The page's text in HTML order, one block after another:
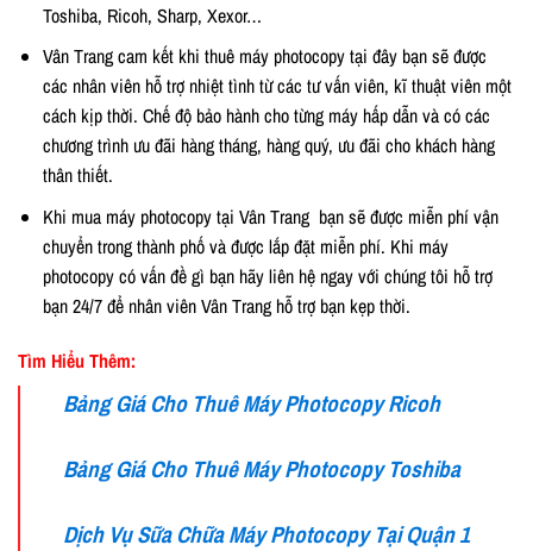
Toshiba, Ricoh, Sharp, Xexor…
Vân Trang cam kết khi thuê máy photocopy tại đây bạn sẽ được
các nhân viên hỗ trợ nhiệt tình từ các tư vấn viên, kĩ thuật viên một
cách kịp thời. Chế độ bảo hành cho từng máy hấp dẫn và có các
chương trình ưu đãi hàng tháng, hàng quý, ưu đãi cho khách hàng
thân thiết.
Khi mua máy photocopy tại Vân Trang bạn sẽ được miễn phí vận
chuyển trong thành phố và được lắp đặt miễn phí. Khi máy
photocopy có vấn đề gì bạn hãy liên hệ ngay với chúng tôi hỗ trợ
bạn 24/7 để nhân viên Vân Trang hỗ trợ bạn kẹp thời.
Tìm Hiểu Thêm:
Bảng Giá Cho Thuê Máy Photocopy Ricoh
Bảng Giá Cho Thuê Máy Photocopy Toshiba
Dịch Vụ Sữa Chữa Máy Photocopy Tại Quận 1